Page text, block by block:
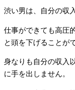
渋い男は、自分の収
仕事ができても高圧
と頭を下げることが
身なりも自分の収入
に手を出しません。